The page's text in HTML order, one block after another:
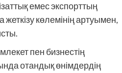
емес экспорттың
көлемінің артуымен,
пен бизнестің
отандық өнімдердің